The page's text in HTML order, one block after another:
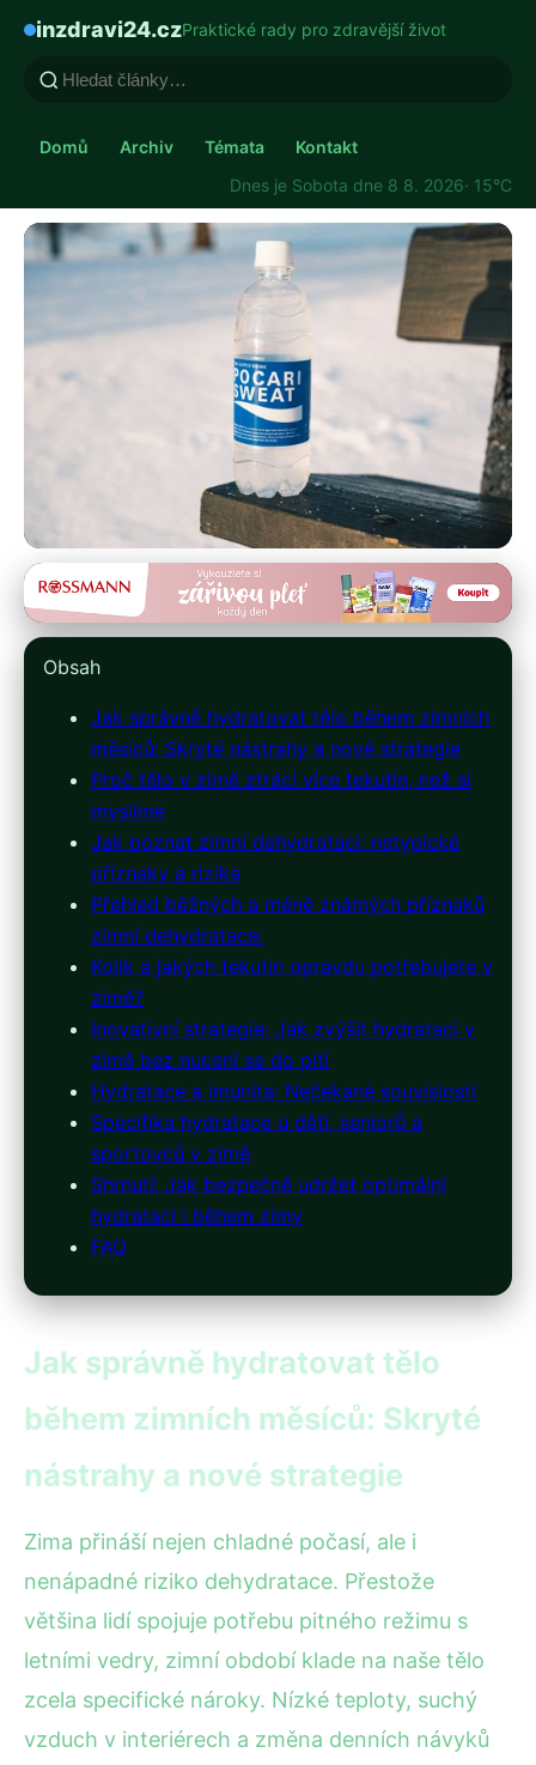
inzdravi24.czPraktické rady pro zdravější život
Domů Archiv Témata
Kontakt
Dnes je Sobota dne 8 8. 2026· 15°C
inzdravi24.cz
Hydratace v zimě: Proč je
klíčová a jak ji efektivně
zvládnout
4. 7. 2026· 10 min čtení · Autor: Jan Štěpánek
Obsah
Jak správně hydratovat tělo během zimních
měsíců: Skryté nástrahy a nové strategie
Proč tělo v zimě ztrácí více tekutin, než si
myslíme
Jak poznat zimní dehydrataci: netypické
příznaky a rizika
Přehled běžných a méně známých příznaků
zimní dehydratace:
Kolik a jakých tekutin opravdu potřebujete v
zimě?
Inovativní strategie: Jak zvýšit hydrataci v
zimě bez nucení se do pití
Hydratace a imunita: Nečekané souvislosti
Specifika hydratace u dětí, seniorů a
sportovců v zimě
Shrnutí: Jak bezpečně udržet optimální
hydrataci i během zimy
FAQ
Jak správně hydratovat tělo
během zimních měsíců: Skryté
nástrahy a nové strategie
Zima přináší nejen chladné počasí, ale i
nenápadné riziko dehydratace. Přestože
většina lidí spojuje potřebu pitného režimu s
letními vedry, zimní období klade na naše tělo
zcela specifické nároky. Nízké teploty, suchý
vzduch v interiérech a změna denních návyků